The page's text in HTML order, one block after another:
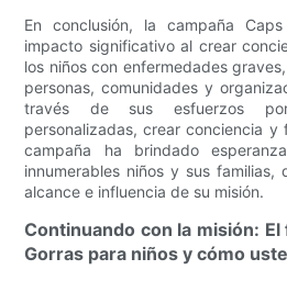
En conclusión, la campaña
impacto significativo al crear
los niños con enfermedades
personas, comunidades y
través de sus esfuerzos
personalizadas, crear conciencia y
campaña ha brindado
innumerables niños y sus familias,
alcance e influencia de su misión.
Continuando con la misión:
Gorras para niños y cómo